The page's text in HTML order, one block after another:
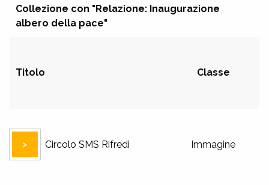
Collezione con "Relazione: Inaugurazione
albero della pace"
Titolo Classe
Circolo SMS Rifredi Immagine